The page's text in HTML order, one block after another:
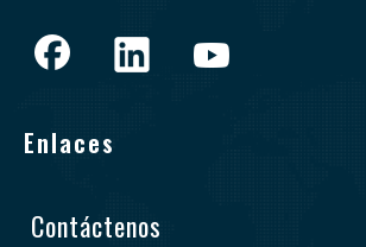
Enlaces
Contáctenos